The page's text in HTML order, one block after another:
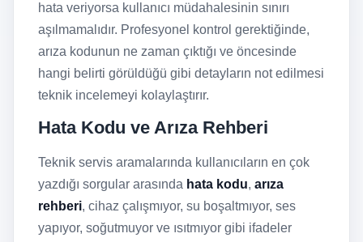
hata veriyorsa kullanıcı müdahalesinin sınırı
aşılmamalıdır. Profesyonel kontrol gerektiğinde,
arıza kodunun ne zaman çıktığı ve öncesinde
hangi belirti görüldüğü gibi detayların not edilmesi
teknik incelemeyi kolaylaştırır.
Hata Kodu ve Arıza Rehberi
Teknik servis aramalarında kullanıcıların en çok
yazdığı sorgular arasında hata kodu, arıza
rehberi, cihaz çalışmıyor, su boşaltmıyor, ses
yapıyor, soğutmuyor ve ısıtmıyor gibi ifadeler